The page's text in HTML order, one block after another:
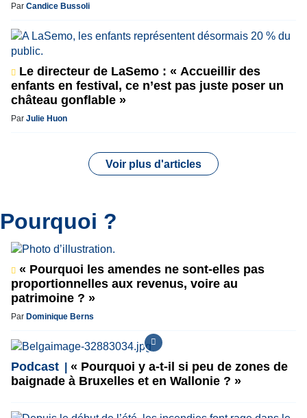
Par Candice Bussoli
Le directeur de LaSemo : « Accueillir des
enfants en festival, ce n’est pas juste poser un
château gonflable »
Par Julie Huon
Voir plus d'articles
Pourquoi ?
« Pourquoi les amendes ne sont-elles pas
proportionnelles aux revenus, voire au
patrimoine ? »
Par Dominique Berns
Podcast
« Pourquoi y a-t-il si peu de zones de
baignade à Bruxelles et en Wallonie ? »